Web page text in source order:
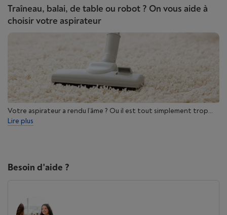
Traîneau, balai, de table ou robot ? On vous aide à
choisir votre aspirateur
Votre aspirateur a rendu l’âme ? Ou il est tout simplement trop...
Lire plus
Besoin d'aide ?